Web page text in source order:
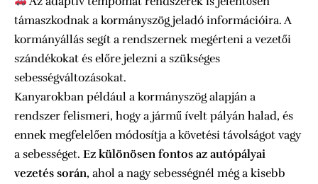
támaszkodnak a kormányszög jeladó információira. A
kormányállás segít a rendszernek megérteni a vezetői
szándékokat és előre jelezni a szükséges
sebességváltozásokat.
Kanyarokban például a kormányszög alapján a
rendszer felismeri, hogy a jármű ívelt pályán halad, és
ennek megfelelően módosítja a követési távolságot vagy
a sebességet. Ez különösen fontos az autópályai
vezetés során, ahol a nagy sebességnél még a kisebb